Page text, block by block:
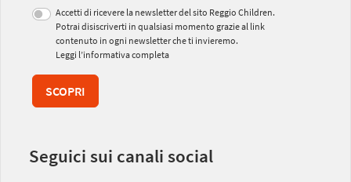
Accetti di ricevere la newsletter del sito Reggio Children.
Potrai disiscriverti in qualsiasi momento grazie al link
contenuto in ogni newsletter che ti invieremo.
Leggi l’informativa completa
SCOPRI
Seguici sui canali social